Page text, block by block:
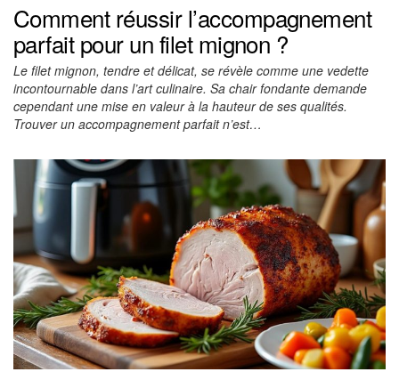
Comment réussir l’accompagnement
parfait pour un filet mignon ?
Le filet mignon, tendre et délicat, se révèle comme une vedette
incontournable dans l’art culinaire. Sa chair fondante demande
cependant une mise en valeur à la hauteur de ses qualités.
Trouver un accompagnement parfait n’est…